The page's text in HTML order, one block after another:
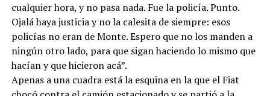
cualquier hora, y no pasa nada. Fue la policía. Punto.
Ojalá haya justicia y no la calesita de siempre: esos
policías no eran de Monte. Espero que no los manden a
ningún otro lado, para que sigan haciendo lo mismo que
hacían y que hicieron acá”.
Apenas a una cuadra está la esquina en la que el Fiat